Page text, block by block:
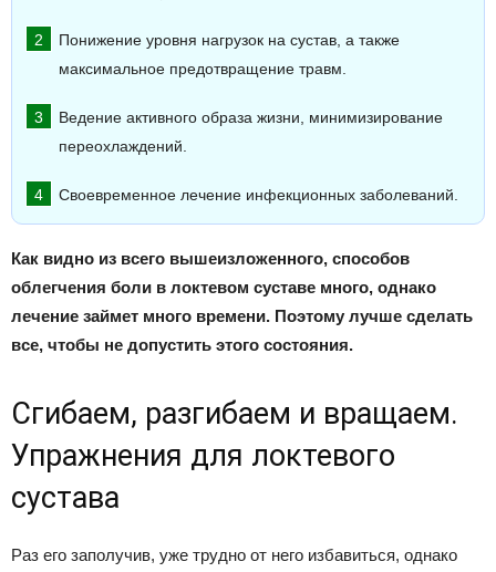
Понижение уровня нагрузок на сустав, а также
максимальное предотвращение травм.
Ведение активного образа жизни, минимизирование
переохлаждений.
Своевременное лечение инфекционных заболеваний.
Как видно из всего вышеизложенного, способов
облегчения боли в локтевом суставе много, однако
лечение займет много времени. Поэтому лучше сделать
все, чтобы не допустить этого состояния.
Сгибаем, разгибаем и вращаем.
Упражнения для локтевого
сустава
Раз его заполучив, уже трудно от него избавиться, однако